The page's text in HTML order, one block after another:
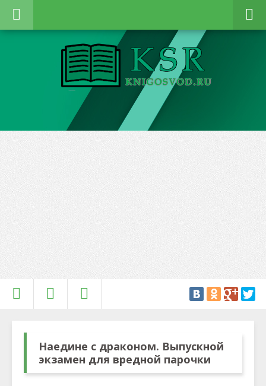
Наедине с драконом. Выпускной
экзамен для вредной парочки